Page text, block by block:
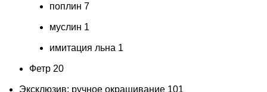
поплин 7
муслин 1
имитация льна 1
Фетр 20
Эксклюзив: ручное окрашивание 101